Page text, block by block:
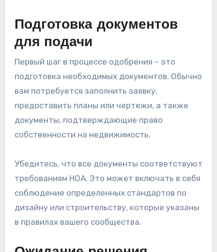
Подготовка документов
для подачи
Первый шаг в процессе одобрения – это
подготовка необходимых документов. Обычно
вам потребуется заполнить заявку,
предоставить планы или чертежи, а также
документы, подтверждающие право
собственности на недвижимость.
Убедитесь, что все документы соответствуют
требованиям HOA. Это может включать в себя
соблюдение определенных стандартов по
дизайну или строительству, которые указаны
в правилах вашего сообщества.